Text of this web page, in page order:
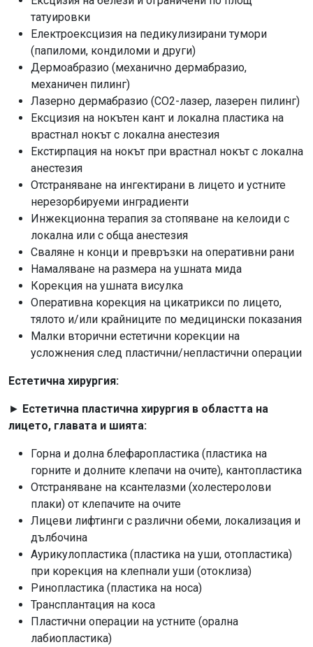
татуировки
Електроексцизия на педикулизирани тумори
(папиломи, кондиломи и други)
Дермоабразио (механично дермабразио,
механичен пилинг)
Лазерно дермабразио (СО2-лазер, лазерен пилинг)
Ексцизия на нокътен кант и локална пластика на
врастнал нокът с локална анестезия
Екстирпация на нокът при врастнал нокът с локална
анестезия
Отстраняване на ингектирани в лицето и устните
нерезорбируеми инградиенти
Инжекционна терапия за стопяване на келоиди с
локална или с обща анестезия
Сваляне н конци и превръзки на оперативни рани
Намаляване на размера на ушната мида
Корекция на ушната висулка
Оперативна корекция на цикатрикси по лицето,
тялото и/или крайниците по медицински показания
Малки вторични естетични корекции на
усложнения след пластични/непластични операции
Естетична хирургия:
► Естетична пластична хирургия в областта на
лицето, главата и шията:
Горна и долна блефаропластика (пластика на
горните и долните клепачи на очите), кантопластика
Отстраняване на ксантелазми (холестеролови
плаки) от клепачите на очите
Лицеви лифтинги с различни обеми, локализация и
дълбочина
Аурикулопластика (пластика на уши, отопластика)
при корекция на клепнали уши (отоклиза)
Ринопластика (пластика на носа)
Трансплантация на коса
Пластични операции на устните (орална
лабиопластика)